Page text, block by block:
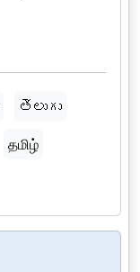
తెలుగు
தமிழ்